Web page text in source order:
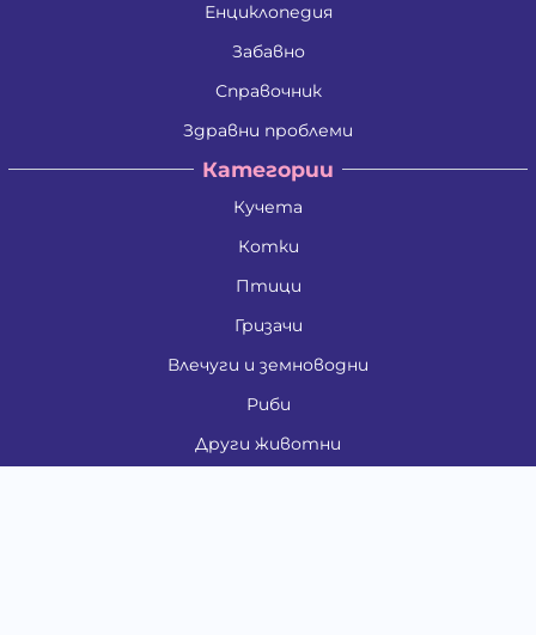
Енциклопедия
Забавно
Справочник
Здравни проблеми
Категории
Кучета
Котки
Птици
Гризачи
Влечуги и земноводни
Риби
Други животни